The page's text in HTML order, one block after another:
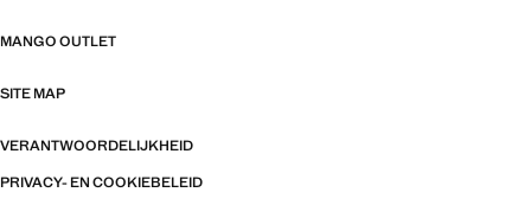
MANGO OUTLET
SITE MAP
VERANTWOORDELIJKHEID
PRIVACY- EN COOKIEBELEID